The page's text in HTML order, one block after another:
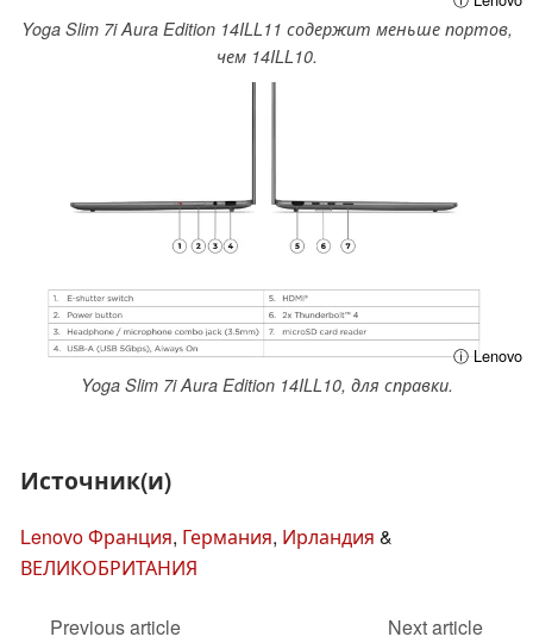
Yoga Slim 7i Aura Edition 14ILL11 содержит меньше портов,
чем 14ILL10.
ⓘ Lenovo
Yoga Slim 7i Aura Edition 14ILL10, для справки.
Источник(и)
Lenovo Франция, Германия, Ирландия &
ВЕЛИКОБРИТАНИЯ
Previous article
Next article